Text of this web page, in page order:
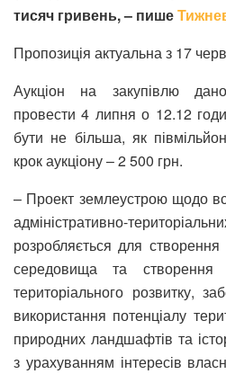
тисяч гривень, – пише
Пропозиція актуальна з 17
Аукціон на закупівлю
провести 4 липня о 12.12
бути не більша, як
крок аукціону – 2 500 грн.
– Проект землеустрою щодо
адміністративно-
розробляється для створення
середовища та створення
територіального розвитку,
використання потенціалу
природних ландшафтів та
з урахуванням інтересів